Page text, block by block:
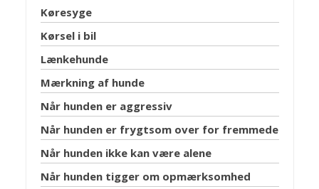
Køresyge
Kørsel i bil
Lænkehunde
Mærkning af hunde
Når hunden er aggressiv
Når hunden er frygtsom over for fremmede
Når hunden ikke kan være alene
Når hunden tigger om opmærksomhed